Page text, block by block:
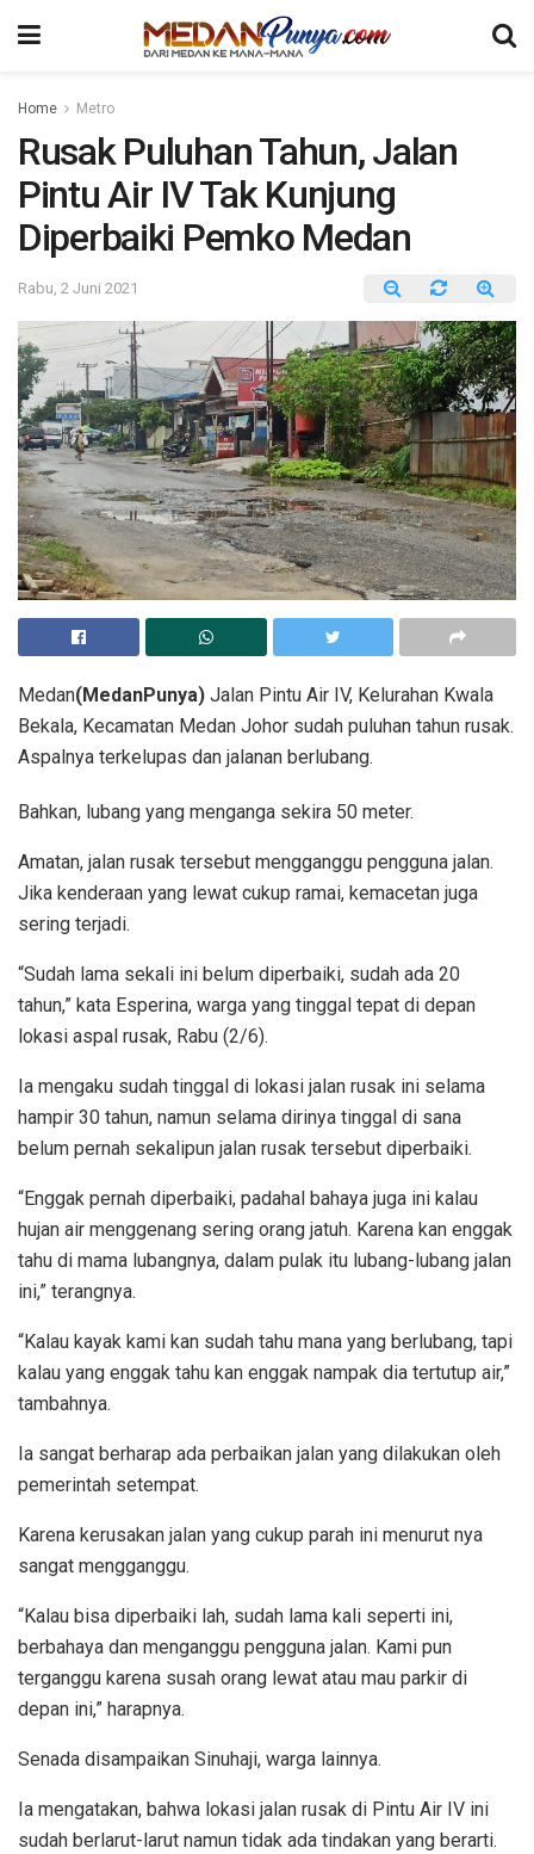
Home Metro
Rusak Puluhan Tahun, Jalan
Pintu Air IV Tak Kunjung
Diperbaiki Pemko Medan
Rabu, 2 Juni 2021
Medan(MedanPunya) Jalan Pintu Air IV, Kelurahan Kwala
Bekala, Kecamatan Medan Johor sudah puluhan tahun rusak.
Aspalnya terkelupas dan jalanan berlubang.
Bahkan, lubang yang menganga sekira 50 meter.
Amatan, jalan rusak tersebut mengganggu pengguna jalan.
Jika kenderaan yang lewat cukup ramai, kemacetan juga
sering terjadi.
“Sudah lama sekali ini belum diperbaiki, sudah ada 20
tahun,” kata Esperina, warga yang tinggal tepat di depan
lokasi aspal rusak, Rabu (2/6).
Ia mengaku sudah tinggal di lokasi jalan rusak ini selama
hampir 30 tahun, namun selama dirinya tinggal di sana
belum pernah sekalipun jalan rusak tersebut diperbaiki.
“Enggak pernah diperbaiki, padahal bahaya juga ini kalau
hujan air menggenang sering orang jatuh. Karena kan enggak
tahu di mama lubangnya, dalam pulak itu lubang-lubang jalan
ini,” terangnya.
“Kalau kayak kami kan sudah tahu mana yang berlubang, tapi
kalau yang enggak tahu kan enggak nampak dia tertutup air,”
tambahnya.
Ia sangat berharap ada perbaikan jalan yang dilakukan oleh
pemerintah setempat.
Karena kerusakan jalan yang cukup parah ini menurut nya
sangat mengganggu.
“Kalau bisa diperbaiki lah, sudah lama kali seperti ini,
berbahaya dan menganggu pengguna jalan. Kami pun
terganggu karena susah orang lewat atau mau parkir di
depan ini,” harapnya.
Senada disampaikan Sinuhaji, warga lainnya.
Ia mengatakan, bahwa lokasi jalan rusak di Pintu Air IV ini
sudah berlarut-larut namun tidak ada tindakan yang berarti.